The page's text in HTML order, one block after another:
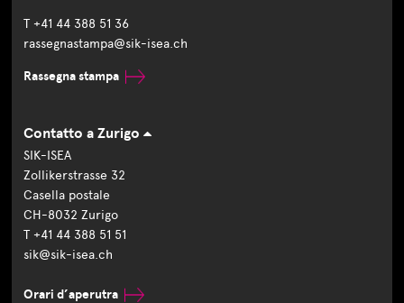
T +41 44 388 51 36
rassegnastampa@sik-isea.ch
Rassegna stampa
Contatto a Zurigo
SIK-ISEA
Zollikerstrasse 32
Casella postale
CH-8032 Zurigo
T +41 44 388 51 51
sik@sik-isea.ch
Orari d’aperutra